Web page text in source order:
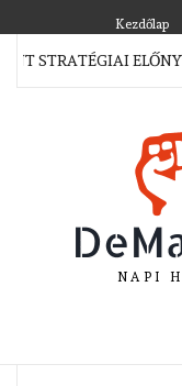
to
content
Kezdőlap
STRATÉGIAI ELŐNYT
NAPI